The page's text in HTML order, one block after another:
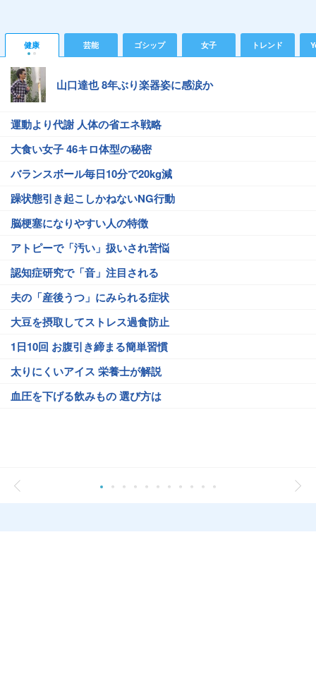
健康 芸能 ゴシップ 女子 トレンド
山口達也 8年ぶり楽器姿に感涙か
運動より代謝 人体の省エネ戦略
大食い女子 46キロ体型の秘密
バランスボール毎日10分で20kg減
躁状態引き起こしかねないNG行動
脳梗塞になりやすい人の特徴
アトピーで「汚い」扱いされ苦悩
認知症研究で「音」注目される
夫の「産後うつ」にみられる症状
大豆を摂取してストレス過食防止
1日10回 お腹引き締まる簡単習慣
太りにくいアイス 栄養士が解説
血圧を下げる飲みもの 選び方は